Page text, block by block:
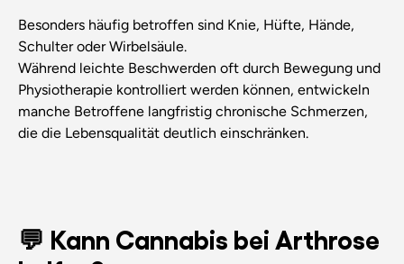
Besonders häufig betroffen sind Knie, Hüfte, Hände,
Schulter oder Wirbelsäule.
Während leichte Beschwerden oft durch Bewegung und
Physiotherapie kontrolliert werden können, entwickeln
manche Betroffene langfristig chronische Schmerzen,
die die Lebensqualität deutlich einschränken.
💬 Kann Cannabis bei Arthrose